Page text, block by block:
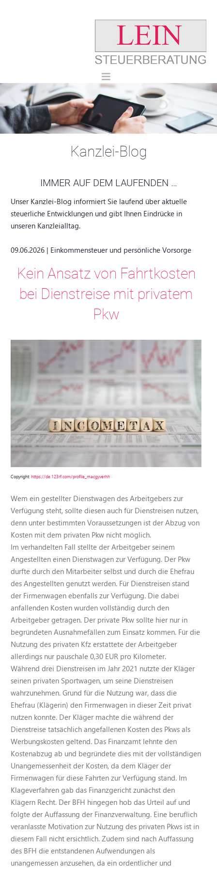
Kanzlei-Blog
IMMER AUF DEM LAUFENDEN …
Unser Kanzlei-Blog informiert Sie laufend über aktuelle
steuerliche Entwicklungen und gibt Ihnen Eindrücke in
unseren Kanzleialltag.
09.06.2026 | Einkommensteuer und persönliche Vorsorge
Kein Ansatz von Fahrtkosten
bei Dienstreise mit privatem
Pkw
Copyright:https://de.123rf.com/profile_macgyverhh
Wem ein gestellter Dienstwagen des Arbeitgebers zur
Verfügung steht, sollte diesen auch für Dienstreisen nutzen,
denn unter bestimmten Voraussetzungen ist der Abzug von
Kosten mit dem privaten Pkw nicht möglich.
Im verhandelten Fall stellte der Arbeitgeber seinem
Angestellten einen Dienstwagen zur Verfügung. Der Pkw
durfte durch den Mitarbeiter selbst und durch die Ehefrau
des Angestellten genutzt werden. Für Dienstreisen stand
der Firmenwagen ebenfalls zur Verfügung. Die dabei
anfallenden Kosten wurden vollständig durch den
Arbeitgeber getragen. Der private Pkw sollte hier nur in
begründeten Ausnahmefällen zum Einsatz kommen. Für die
Nutzung des privaten Kfz erstattete der Arbeitgeber
allerdings nur pauschale 0,30 EUR pro Kilometer.
Während drei Dienstreisen im Jahr 2021 nutzte der Kläger
seinen privaten Sportwagen, um seine Dienstreisen
wahrzunehmen. Grund für die Nutzung war, dass die
Ehefrau (Klägerin) den Firmenwagen in dieser Zeit privat
nutzen konnte. Der Kläger machte die während der
Dienstreise tatsächlich angefallenen Kosten des Pkws als
Werbungskosten geltend. Das Finanzamt lehnte den
Kostenabzug ab und begründete dies mit der vollständigen
Unangemessenheit der Kosten, da dem Kläger der
Firmenwagen für diese Fahrten zur Verfügung stand. Im
Klageverfahren gab das Finanzgericht zunächst den
Klägern Recht. Der BFH hingegen hob das Urteil auf und
folgte der Auffassung der Finanzverwaltung. Eine beruflich
veranlasste Motivation zur Nutzung des privaten Pkws ist in
diesem Fall nicht ersichtlich. Zudem sind nach Auffassung
des BFH die entstandenen Aufwendungen als
unangemessen anzusehen, da ein ordentlicher und